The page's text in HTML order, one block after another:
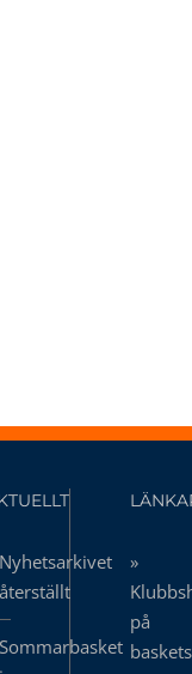
Nyhetsarkivet
återställt
Sommarbasket
»
på